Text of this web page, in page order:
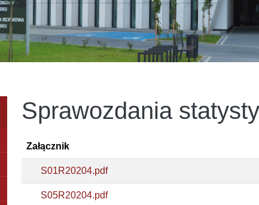
Sprawozdania
Załącznik
S01R20204.pdf
S05R20204.pdf